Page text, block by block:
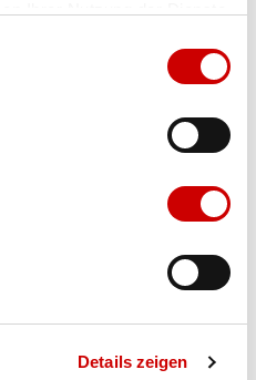
Details zeigen